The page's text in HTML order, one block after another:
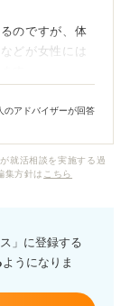
のですが、体
どが女性には
す。
、実際の働き
うな「きつ
っておくべき
えでのアドバ
のアドバイザーが回答
就活相談を実施する過
集方針は こちら
」に登録する
ようになりま